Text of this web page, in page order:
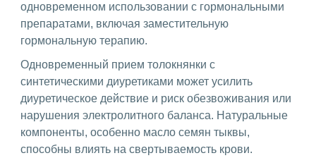
одновременном использовании с гормональными
препаратами, включая заместительную
гормональную терапию.
Одновременный прием толокнянки с
синтетическими диуретиками может усилить
диуретическое действие и риск обезвоживания или
нарушения электролитного баланса. Натуральные
компоненты, особенно масло семян тыквы,
способны влиять на свертываемость крови.